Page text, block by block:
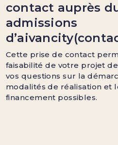
contact auprès
admissions
Cette prise de contact
faisabilité de votre projet
vos questions sur la
modalités de réalisation et
financement possibles.